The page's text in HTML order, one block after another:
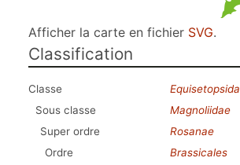
Afficher la carte en fichier SVG.
Classification
Classe
Equisetopsida
Sous classe
Magnoliidae
Super ordre
Rosanae
Ordre
Brassicales